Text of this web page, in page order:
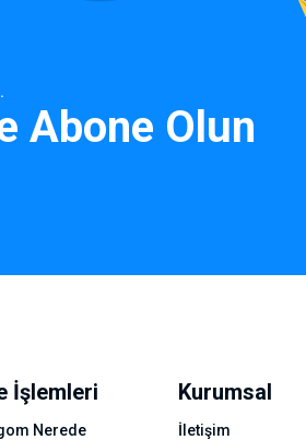
Abone Olun
İşlemleri
Nerede
Kurumsal
İletişim